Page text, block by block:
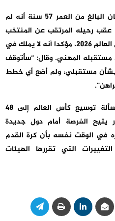
وبخصوص مستقبله، أوضح ديشان البالغ من العمر 57 سنة أنه لم
رحيله المرتقب عن المنتخب
الفرنسي مع نهاية نهائيات كأس العالم 2026، مؤكدا أنه لا يملك في
مستقبله المهني. وقال: “سأتوقف
مستقبلي، ولم أضع أي خطط
كما تناول الناخب الفرنسي مسألة توسيع كأس العالم إلى 48
يتيح الفرصة أمام دول جديدة
في الوقت نفسه بأن كرة القدم
التي تقررها الهيئات